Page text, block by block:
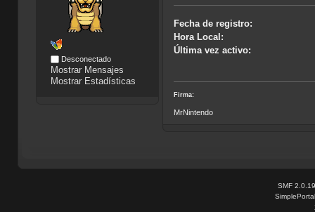
Desconectado
Mostrar Mensajes
Mostrar Estadísticas
Fecha de registro:
Hora Local:
Última vez activo:
Firma:
MrNintendo
SMF 2.0.19